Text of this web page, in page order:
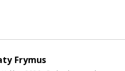
Frymus